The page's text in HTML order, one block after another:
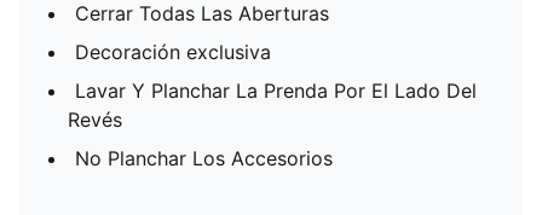
Cerrar Todas Las Aberturas
Decoración exclusiva
Lavar Y Planchar La Prenda Por El Lado Del
Revés
No Planchar Los Accesorios